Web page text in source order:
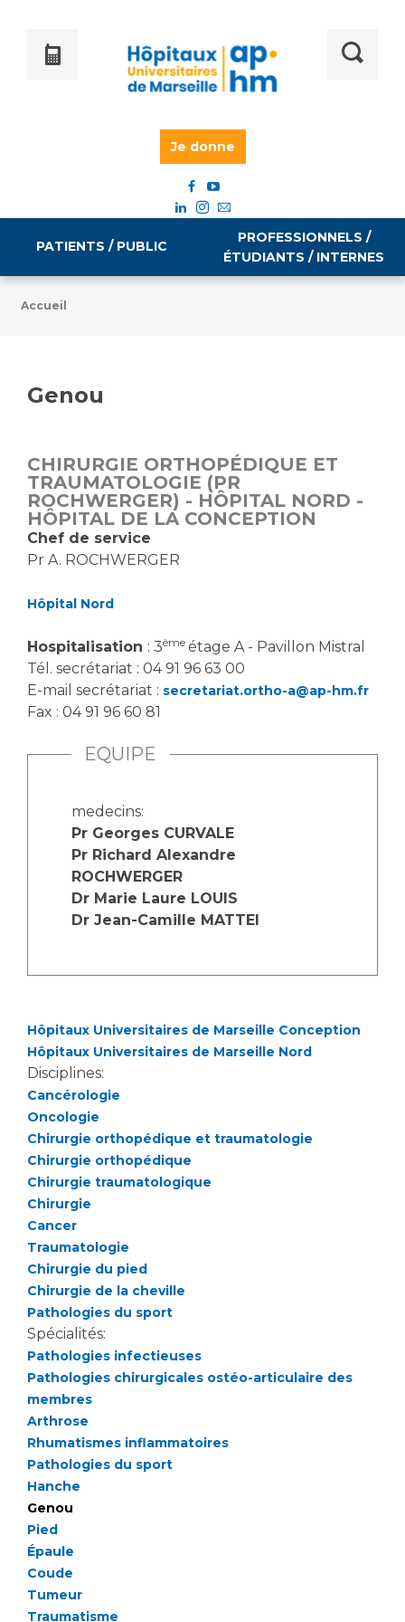
Je donne
PATIENTS / PUBLIC
Tarifs
Vous allez être hospitalisé(e)
Vous avez un examen d'imagerie ou de radiologie
à réaliser
Vous avez une analyse à réaliser
Vous venez en consultation
Infos COVID-19
Vivre ensemble à l'hôpital
Culture à l'hôpital
Laïcité et cultes
Les associations
Salon des familles
Transports sanitaires
Vos droits, vos devoirs
Accueil sourds et malentendants
Charte Romain Jacob
Mouvement Parcours Handicap 13
Activité physique
Cancer
Médecine nucléaire
Maladies rares
Maternité Hôpital Nord
Vos représentants
La Commission Des Usagers (CDU)
Les Comités Locaux des Usagers
PROFESSIONNELS /
ÉTUDIANTS / INTERNES
Emploi / formation
Emplois administratifs
Emplois médicaux
Espace Formation
Étudiants hospitaliers
Emplois divers
Statuts
Stages paramédicaux
Chercheurs
Les structures de recherche
Écoles et Instituts de Formation
Professionnels de santé
Adresser un patient
Réseaux de soins
Adresser un examen au Laboratoire de Biologie
Médicale
Radiologie / Imagerie
Cancérologie
Les pôles d'activité médicale
Anatomie et Cytologie Pathologiques
Adresser un examen au Laboratoire d'Infectiologie
Centres de référence Maladies Rares
Plateforme d'Expertise Maladies Rares
Presse / Multimédia
Communiqués de presse
Dossiers de presse
Médiathèque
Fournisseurs
Rôles et missions
Accueil
Genou
CHIRURGIE ORTHOPÉDIQUE ET
TRAUMATOLOGIE (PR
ROCHWERGER) - HÔPITAL NORD -
HÔPITAL DE LA CONCEPTION
Chef de service
Pr A. ROCHWERGER
Hôpital Nord
Hospitalisation : 3ème étage A - Pavillon Mistral
Tél. secrétariat : 04 91 96 63 00
E-mail secrétariat : secretariat.ortho-a@ap-hm.fr
Fax : 04 91 96 60 81
EQUIPE
medecins:
Pr Georges CURVALE
Pr Richard Alexandre
ROCHWERGER
Dr Marie Laure LOUIS
Dr Jean-Camille MATTEI
Hôpitaux Universitaires de Marseille Conception
Hôpitaux Universitaires de Marseille Nord
Disciplines:
Cancérologie
Oncologie
Chirurgie orthopédique et traumatologie
Chirurgie orthopédique
Chirurgie traumatologique
Chirurgie
Cancer
Traumatologie
Chirurgie du pied
Chirurgie de la cheville
Pathologies du sport
Spécialités:
Pathologies infectieuses
Pathologies chirurgicales ostéo-articulaire des
membres
Arthrose
Rhumatismes inflammatoires
Pathologies du sport
Hanche
Genou
Pied
Épaule
Coude
Tumeur
Traumatisme